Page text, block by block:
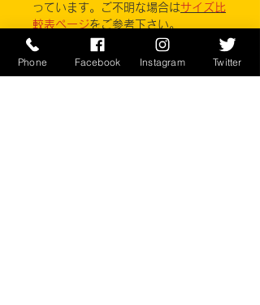
っています。ご不明な場合はサイズ比
較表ページをご参考下さい。
■カラー：黒
Phone Facebook Instagram Twitter